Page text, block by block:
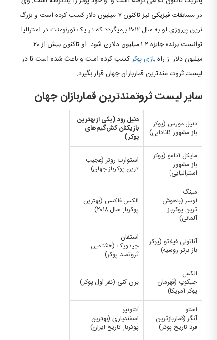
در مسابقات فیزیکی نیز تاکنون ۷ میلیون دلار کسب کرده است و بزرگ
ترین پیروزی او به سال ۲۰۱۲ برمیگردد که در یک تورنومنت در استرالیا
توانست برنده جایزه ۱.۲ میلیون دلاری شود. او تاکنون بیش از ۲۰
میلیون دلار از راهبازی پوکرکسب کرده است و باعث شده است تا در
لیست ثروت مندترین قماربازان جهان قرار بگیرد.
سایر لیست ثروتمندترین قماربازان جهان
دنیل دورس (پوکر
باز مشهور کانادایی)
دنیل رود (یکی از بهترین
بازیکنان کش‌گیم‌های
پوکر)
مایکل آدامو (پوکر
باز مشهور
استرالیایی)
استوارت روتر (عجیب
ترین پوکرباز جهان)
مینگ
لوسر (باهوش
ترین پوکرباز
آلمانی)
الکس فاکسن (بهترین
پوکرباز سال ۲۰۱۸)
آناتولی فیلاتو (پوکر
باز برتر روسیه)
استفان
چیدویک (هشتمین
ثروتمند پوکر)
الکس
جیکوپ (قهرمان
پوکر آمریکا)
برن کنی (نفر اول پوکر)
استو
آنگر (قماربازترین
فرد تاریخ پوکر)
آنتونیو
اسفندیاری (بهترین
پوکرباز تاریخ ایران)